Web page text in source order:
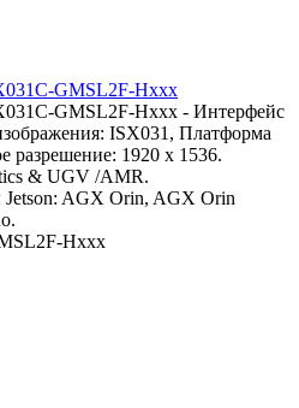
GMSL2F-Hxxx
GMSL2F-Hxxx - Интерфейс
ISX031, Платформа
разрешение: 1920 x 1536.
& UGV /AMR.
AGX Orin, AGX Orin
Hxxx